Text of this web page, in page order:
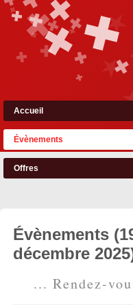
Accueil
Évènements
Offres
Évènements
décembre
... Rendez-